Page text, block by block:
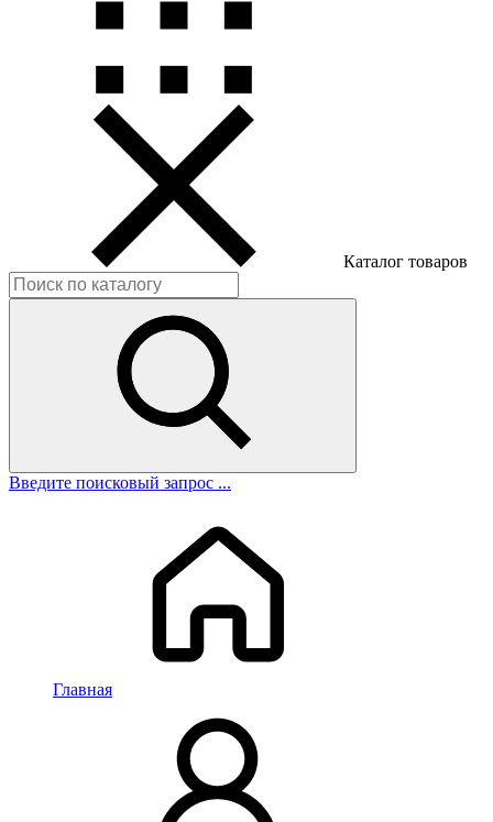
Каталог товаров
Введите поисковый запрос ...
Главная